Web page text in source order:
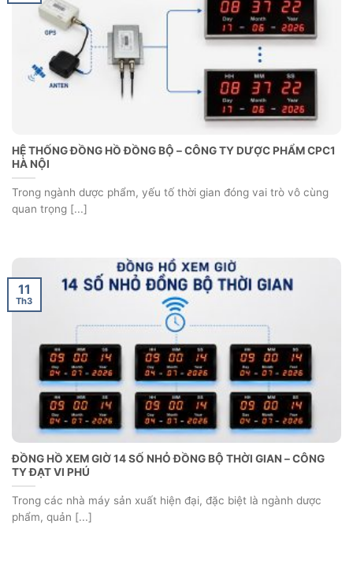
HỆ THỐNG ĐỒNG HỒ ĐỒNG BỘ – CÔNG TY DƯỢC PHẨM CPC1
HÀ NỘI
Trong ngành dược phẩm, yếu tố thời gian đóng vai trò vô cùng
quan trọng [...]
ĐỒNG HỒ XEM GIỜ 14 SỐ NHỎ ĐỒNG BỘ THỜI GIAN – CÔNG
TY ĐẠT VI PHÚ
Trong các nhà máy sản xuất hiện đại, đặc biệt là ngành dược
phẩm, quản [...]
11
Th3